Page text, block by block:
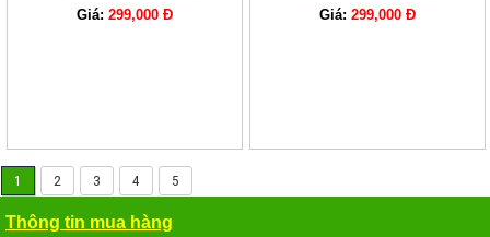
Giá: 299,000 Đ Giá: 299,000 Đ
1 2 3 4 5
Thông tin mua hàng